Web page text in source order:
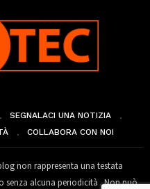
SEGNALACI UNA NOTIZIA
COLLABORA CON NOI
non rappresenta una testata
alcuna periodicità . Non può